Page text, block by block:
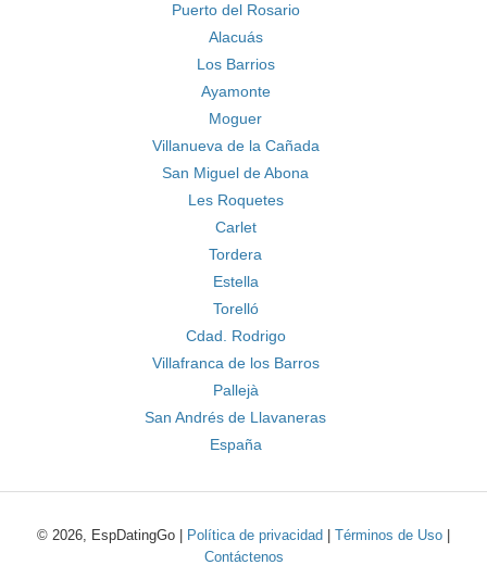
Puerto del Rosario
Alacuás
Los Barrios
Ayamonte
Moguer
Villanueva de la Cañada
San Miguel de Abona
Les Roquetes
Carlet
Tordera
Estella
Torelló
Cdad. Rodrigo
Villafranca de los Barros
Pallejà
San Andrés de Llavaneras
España
© 2026, EspDatingGo | Política de privacidad Términos de Uso
Contáctenos